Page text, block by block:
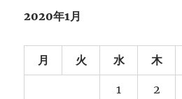
2020年1月
月 火 水 木
1 2